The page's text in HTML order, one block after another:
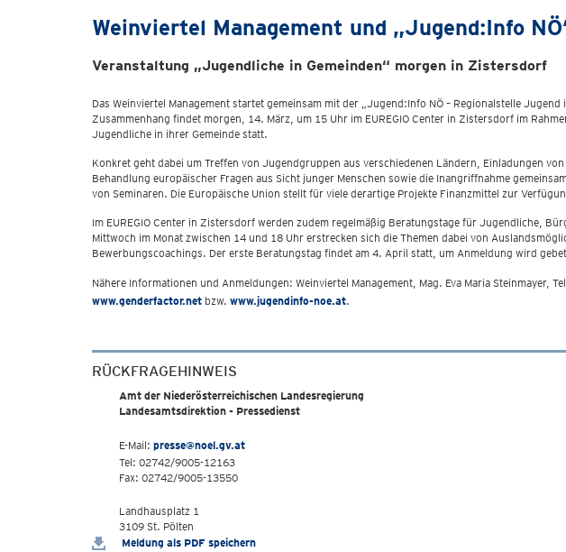
Weinviertel Management und „Jugend:Info
Veranstaltung „Jugendliche in Gemeinden“ morgen in Zistersdorf
Das Weinviertel Management startet gemeinsam mit der „Jugend:Info NÖ – Regionalstelle
Zusammenhang findet morgen, 14. März, um 15 Uhr im EUREGIO Center in Zistersdorf im
Jugendliche in ihrer Gemeinde statt.
Konkret geht dabei um Treffen von Jugendgruppen aus verschiedenen Ländern, Einladungen
Behandlung europäischer Fragen aus Sicht junger Menschen sowie die Inangriffnahme
von Seminaren. Die Europäische Union stellt für viele derartige Projekte Finanzmittel zur
Im EUREGIO Center in Zistersdorf werden zudem regelmäßig Beratungstage für Jugendliche,
Mittwoch im Monat zwischen 14 und 18 Uhr erstrecken sich die Themen dabei von
Bewerbungscoachings. Der erste Beratungstag findet am 4. April statt, um Anmeldung wird
Nähere Informationen und Anmeldungen: Weinviertel Management, Mag. Eva Maria Steinmayer,
www.genderfactor.net bzw. www.jugendinfo-noe.at.
RÜCKFRAGEHINWEIS
Amt der Niederösterreichischen Landesregierung
Landesamtsdirektion - Pressedienst
E-Mail: presse@noel.gv.at
Tel: 02742/9005-12163
Fax: 02742/9005-13550
Landhausplatz 1
3109 St. Pölten
Meldung als PDF speichern